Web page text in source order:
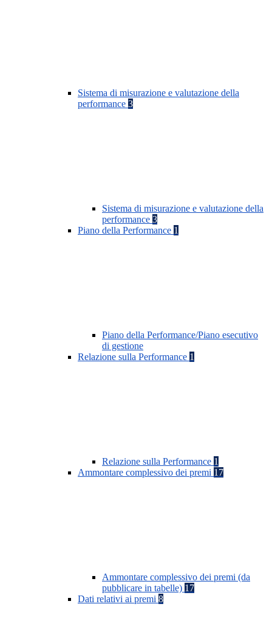
Sistema di misurazione e valutazione della
performance 3
Sistema di misurazione e valutazione della
performance 3
Piano della Performance 1
Piano della Performance/Piano esecutivo
di gestione
Relazione sulla Performance 1
Relazione sulla Performance 1
Ammontare complessivo dei premi 17
Ammontare complessivo dei premi (da
pubblicare in tabelle) 17
Dati relativi ai premi 8